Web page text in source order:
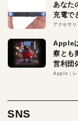
あなた
充電で
アクセサリ
Apple
察とも
営利団
る理由
Apple レ
SNS